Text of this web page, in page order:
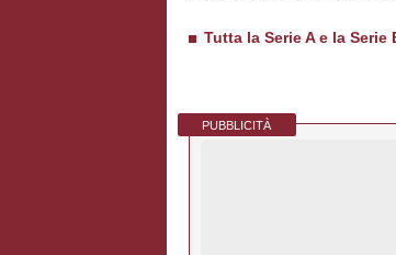
Tutta la Serie A e la
PUBBLICITÀ